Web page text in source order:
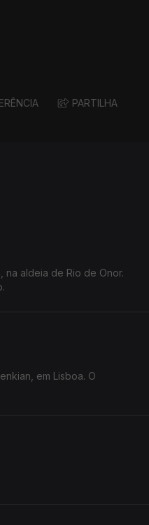
PARTILHA
na aldeia de Rio de Onor.
em Lisboa. O